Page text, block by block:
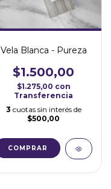
Vela Blanca - Pureza
$1.500,00
$1.275,00 con
Transferencia
3 cuotas sin interés de
$500,00
COMPRAR